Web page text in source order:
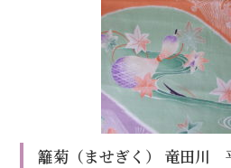
籬菊（ませぎく） 竜田